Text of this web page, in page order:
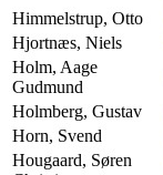
Himmelstrup, Otto
Hjortnæs, Niels
Holm, Aage
Gudmund
Holmberg, Gustav
Horn, Svend
Hougaard, Søren